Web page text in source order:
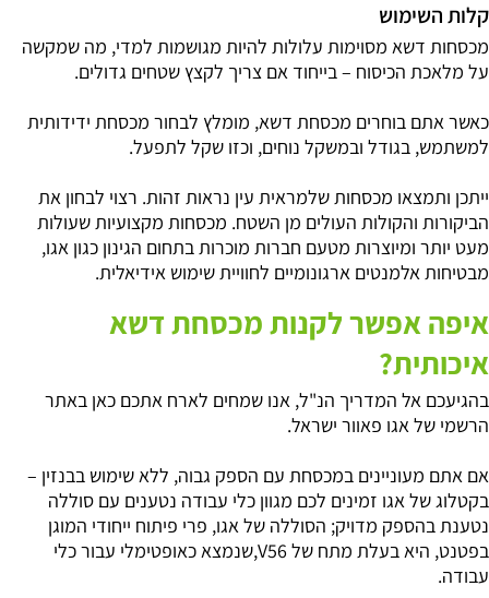
קלות השימוש
מכסחות דשא מסוימות עלולות להיות מגושמות למדי, מה שמקשה
על מלאכת הכיסוח – בייחוד אם צריך לקצץ שטחים גדולים.
כאשר אתם בוחרים מכסחת דשא, מומלץ לבחור מכסחת ידידותית
למשתמש, בגודל ובמשקל נוחים, וכזו שקל לתפעל.
ייתכן ותמצאו מכסחות שלמראית עין נראות זהות. רצוי לבחון את
הביקורות והקולות העולים מן השטח. מכסחות מקצועיות שעולות
מעט יותר ומיוצרות מטעם חברות מוכרות בתחום הגינון כגון אגו,
מבטיחות אלמנטים ארגונומיים לחוויית שימוש אידיאלית.
איפה אפשר לקנות מכסחת דשא
איכותית?
בהגיעכם אל המדריך הנ"ל, אנו שמחים לארח אתכם כאן באתר
הרשמי של אגו פאוור ישראל.
אם אתם מעוניינים במכסחת עם הספק גבוה, ללא שימוש בבנזין –
בקטלוג של אגו זמינים לכם מגוון כלי עבודה נטענים עם סוללה
נטענת בהספק מדויק; הסוללה של אגו, פרי פיתוח ייחודי המוגן
בפטנט, היא בעלת מתח של V56,שנמצא כאופטימלי עבור כלי
עבודה.